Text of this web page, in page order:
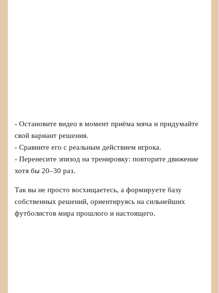
- Остановите видео в момент приёма мяча и придумайте
свой вариант решения.
- Сравните его с реальным действием игрока.
- Перенесите эпизод на тренировку: повторите движение
хотя бы 20–30 раз.
Так вы не просто восхищаетесь, а формируете базу
собственных решений, ориентируясь на сильнейших
футболистов мира прошлого и настоящего.